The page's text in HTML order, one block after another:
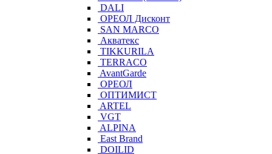
DALI
ОРЕОЛ Дисконт
SAN MARCO
Акватекс
TIKKURILA
TERRACO
AvantGarde
ОРЕОЛ
ОПТИМИСТ
ARTEL
VGT
ALPINA
East Brand
DOILID